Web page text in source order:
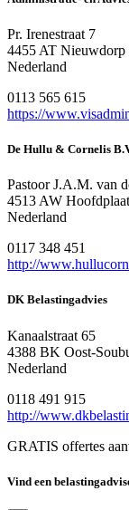
Pr. Irenestraat 7
4455 AT Nieuwdorp
Nederland
0113 565 615
https://
De Hullu & Cornelis
Pastoor J.A.M. van
4513 AW Hoofdplaat
Nederland
0117 348 451
http://
DK Belastingadvies
Kanaalstraat 65
4388 BK Oost-
Nederland
0118 491 915
http://
GRATIS offertes
Vind een